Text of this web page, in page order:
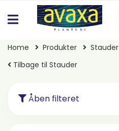
Home Produkter
Stauder
Tilbage til Stauder
Åben filteret